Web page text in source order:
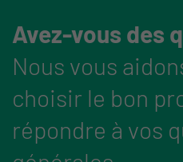
Avez-vous des
Nous vous
choisir le bon
répondre à vos